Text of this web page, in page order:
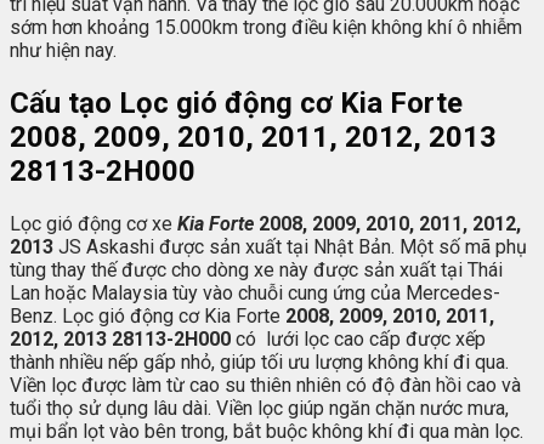
sớm hơn khoảng 15.000km trong điều kiện không khí ô nhiễm
như hiện nay.
Cấu tạo Lọc gió động cơ Kia Forte
2008, 2009, 2010, 2011, 2012, 2013
28113-2H000
Lọc gió động cơ xe Kia Forte 2008, 2009, 2010, 2011, 2012,
2013 JS Askashi được sản xuất tại Nhật Bản. Một số mã phụ
tùng thay thế được cho dòng xe này được sản xuất tại Thái
Lan hoặc Malaysia tùy vào chuỗi cung ứng của Mercedes-
Benz. Lọc gió động cơ Kia Forte 2008, 2009, 2010, 2011,
2012, 2013 28113-2H000 có lưới lọc cao cấp được xếp
thành nhiều nếp gấp nhỏ, giúp tối ưu lượng không khí đi qua.
Viền lọc được làm từ cao su thiên nhiên có độ đàn hồi cao và
tuổi thọ sử dụng lâu dài. Viền lọc giúp ngăn chặn nước mưa,
mụi bẩn lọt vào bên trong, bắt buộc không khí đi qua màn lọc.